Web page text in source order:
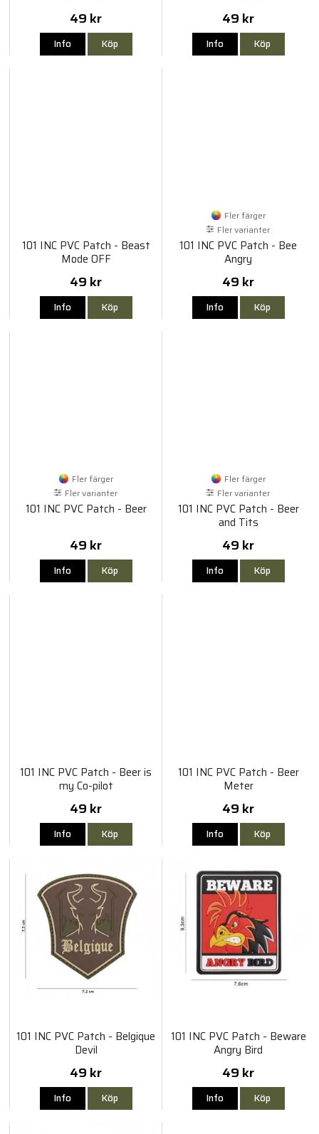
49 kr
Info Köp
49 kr
Info Köp
101 INC PVC Patch - Beast
Mode OFF
49 kr
Info Köp
Fler färger
Fler varianter
101 INC PVC Patch - Bee
Angry
49 kr
Info Köp
Fler färger
Fler varianter
101 INC PVC Patch - Beer
49 kr
Info Köp
Fler färger
Fler varianter
101 INC PVC Patch - Beer
and Tits
49 kr
Info Köp
101 INC PVC Patch - Beer is
my Co-pilot
49 kr
Info Köp
101 INC PVC Patch - Beer
Meter
49 kr
Info Köp
101 INC PVC Patch - Belgique
Devil
49 kr
Info Köp
101 INC PVC Patch - Beware
Angry Bird
49 kr
Info Köp